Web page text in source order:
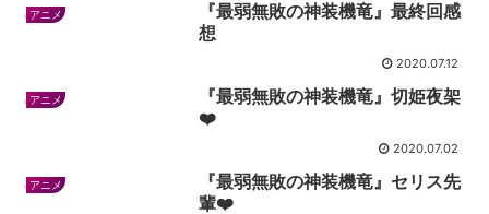
アニメ
『最弱無敗の神装機竜』最終回感
想
2020.07.12
アニメ
『最弱無敗の神装機竜』切姫夜架
❤️
2020.07.02
アニメ
『最弱無敗の神装機竜』セリス先
輩❤️